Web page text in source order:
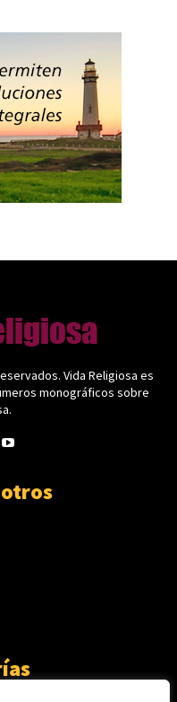
Vida Religiosa es
monográficos sobre